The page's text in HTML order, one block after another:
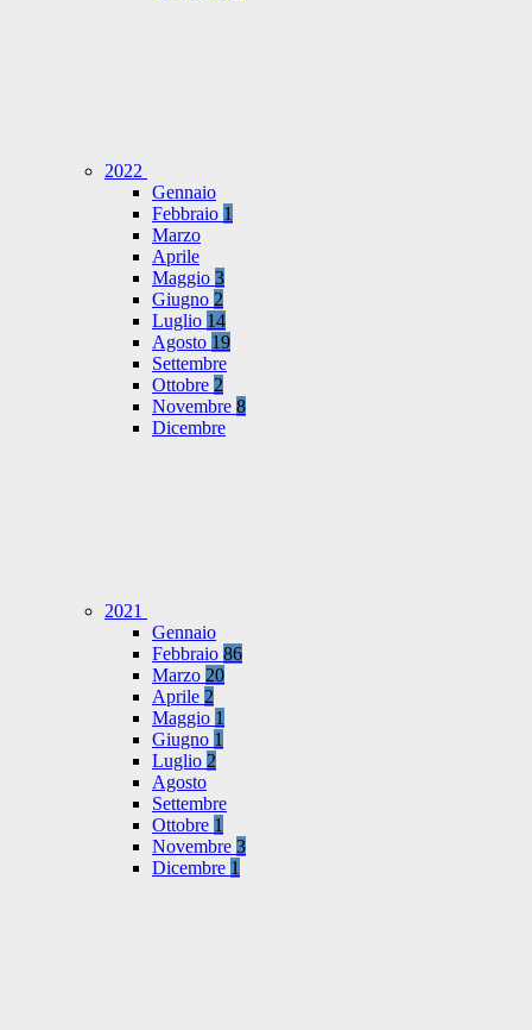
2022
Gennaio
Febbraio 1
Marzo
Aprile
Maggio 3
Giugno 2
Luglio 14
Agosto 19
Settembre
Ottobre 2
Novembre 8
Dicembre
2021
Gennaio
Febbraio 86
Marzo 20
Aprile 2
Maggio 1
Giugno 1
Luglio 2
Agosto
Settembre
Ottobre 1
Novembre 3
Dicembre 1